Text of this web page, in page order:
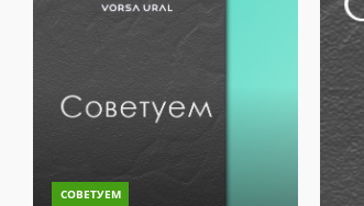
СОВЕТУЕМ